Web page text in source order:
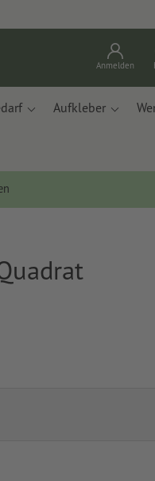
Anmelden
Aufkleber